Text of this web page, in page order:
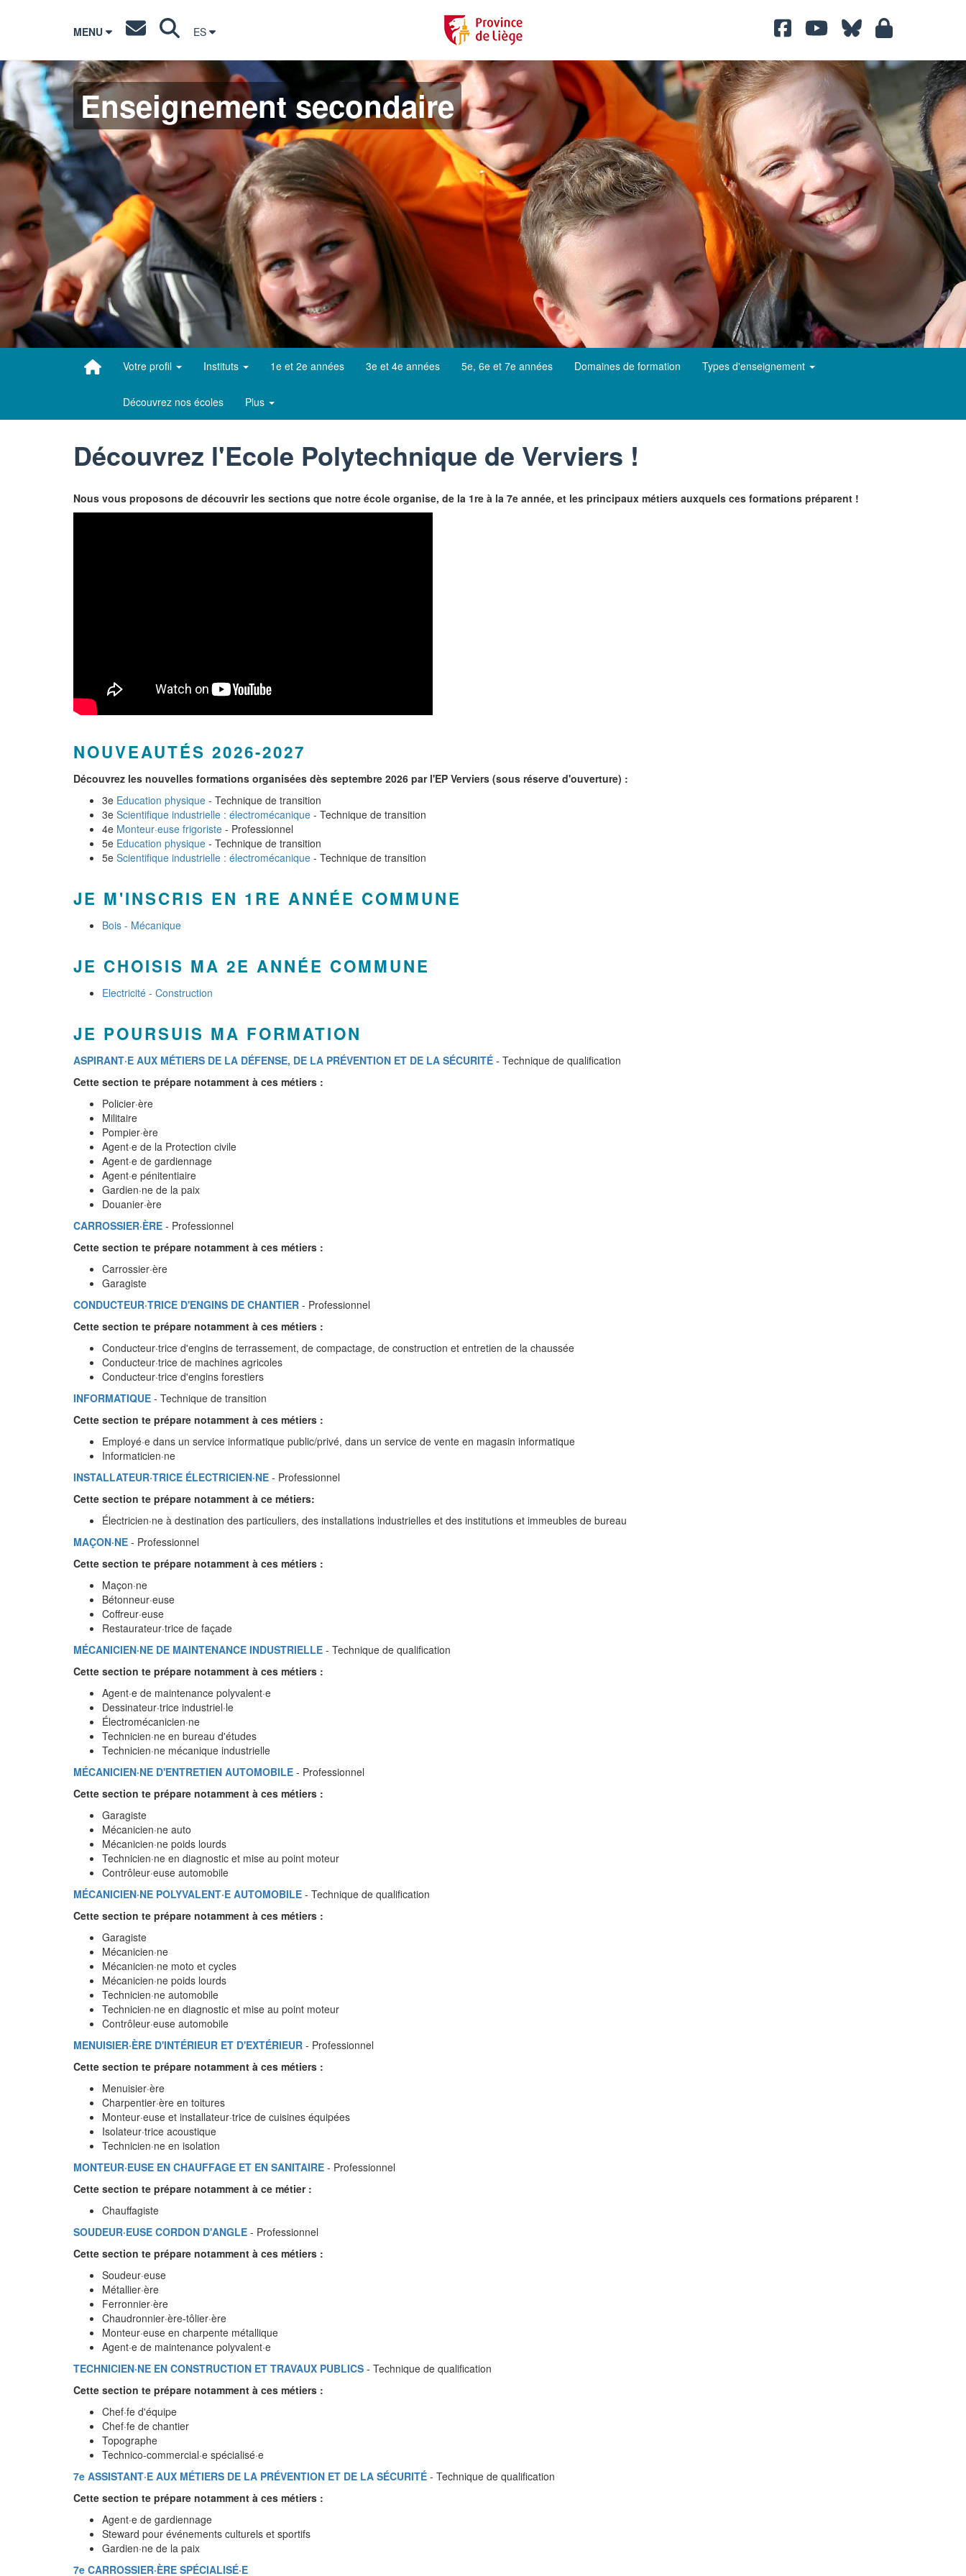
MENU ES
Enseignement secondaire
Votre profil Instituts 1e et 2e années 3e et 4e années 5e, 6e et 7e années Domaines de formation Types d'enseignement
Découvrez nos écoles Plus
Découvrez l'Ecole Polytechnique de Verviers !
Nous vous proposons de découvrir les sections que notre école organise, de la 1re à la 7e année, et les principaux métiers auxquels ces formations préparent !
NOUVEAUTÉS 2026-2027
Découvrez les nouvelles formations organisées dès septembre 2026 par l'EP Verviers (sous réserve d'ouverture) :
3e Education physique - Technique de transition
3e Scientifique industrielle : électromécanique - Technique de transition
4e Monteur·euse frigoriste - Professionnel
5e Education physique - Technique de transition
5e Scientifique industrielle : électromécanique - Technique de transition
JE M'INSCRIS EN 1RE ANNÉE COMMUNE
Bois - Mécanique
JE CHOISIS MA 2E ANNÉE COMMUNE
Electricité - Construction
JE POURSUIS MA FORMATION
ASPIRANT·E AUX MÉTIERS DE LA DÉFENSE, DE LA PRÉVENTION ET DE LA SÉCURITÉ - Technique de qualification
Cette section te prépare notamment à ces métiers :
Policier·ère
Militaire
Pompier·ère
Agent·e de la Protection civile
Agent·e de gardiennage
Agent·e pénitentiaire
Gardien·ne de la paix
Douanier·ère
CARROSSIER·ÈRE - Professionnel
Cette section te prépare notamment à ces métiers :
Carrossier·ère
Garagiste
CONDUCTEUR·TRICE D'ENGINS DE CHANTIER - Professionnel
Cette section te prépare notamment à ces métiers :
Conducteur·trice d'engins de terrassement, de compactage, de construction et entretien de la chaussée
Conducteur·trice de machines agricoles
Conducteur·trice d'engins forestiers
INFORMATIQUE - Technique de transition
Cette section te prépare notamment à ces métiers :
Employé·e dans un service informatique public/privé, dans un service de vente en magasin informatique
Informaticien·ne
INSTALLATEUR·TRICE ÉLECTRICIEN·NE - Professionnel
Cette section te prépare notamment à ce métiers:
Électricien·ne à destination des particuliers, des installations industrielles et des institutions et immeubles de bureau
MAÇON·NE - Professionnel
Cette section te prépare notamment à ces métiers :
Maçon·ne
Bétonneur·euse
Coffreur·euse
Restaurateur·trice de façade
MÉCANICIEN·NE DE MAINTENANCE INDUSTRIELLE - Technique de qualification
Cette section te prépare notamment à ces métiers :
Agent·e de maintenance polyvalent·e
Dessinateur·trice industriel·le
Électromécanicien·ne
Technicien·ne en bureau d'études
Technicien·ne mécanique industrielle
MÉCANICIEN·NE D'ENTRETIEN AUTOMOBILE - Professionnel
Cette section te prépare notamment à ces métiers :
Garagiste
Mécanicien·ne auto
Mécanicien·ne poids lourds
Technicien·ne en diagnostic et mise au point moteur
Contrôleur·euse automobile
MÉCANICIEN·NE POLYVALENT·E AUTOMOBILE - Technique de qualification
Cette section te prépare notamment à ces métiers :
Garagiste
Mécanicien·ne
Mécanicien·ne moto et cycles
Mécanicien·ne poids lourds
Technicien·ne automobile
Technicien·ne en diagnostic et mise au point moteur
Contrôleur·euse automobile
MENUISIER·ÈRE D'INTÉRIEUR ET D'EXTÉRIEUR - Professionnel
Cette section te prépare notamment à ces métiers :
Menuisier·ère
Charpentier·ère en toitures
Monteur·euse et installateur·trice de cuisines équipées
Isolateur·trice acoustique
Technicien·ne en isolation
MONTEUR·EUSE EN CHAUFFAGE ET EN SANITAIRE - Professionnel
Cette section te prépare notamment à ce métier :
Chauffagiste
SOUDEUR·EUSE CORDON D'ANGLE - Professionnel
Cette section te prépare notamment à ces métiers :
Soudeur·euse
Métallier·ère
Ferronnier·ère
Chaudronnier·ère-tôlier·ère
Monteur·euse en charpente métallique
Agent·e de maintenance polyvalent·e
TECHNICIEN·NE EN CONSTRUCTION ET TRAVAUX PUBLICS - Technique de qualification
Cette section te prépare notamment à ces métiers :
Chef·fe d'équipe
Chef·fe de chantier
Topographe
Technico-commercial·e spécialisé·e
7e ASSISTANT·E AUX MÉTIERS DE LA PRÉVENTION ET DE LA SÉCURITÉ - Technique de qualification
Cette section te prépare notamment à ces métiers :
Agent·e de gardiennage
Steward pour événements culturels et sportifs
Gardien·ne de la paix
7e CARROSSIER·ÈRE SPÉCIALISÉ·E